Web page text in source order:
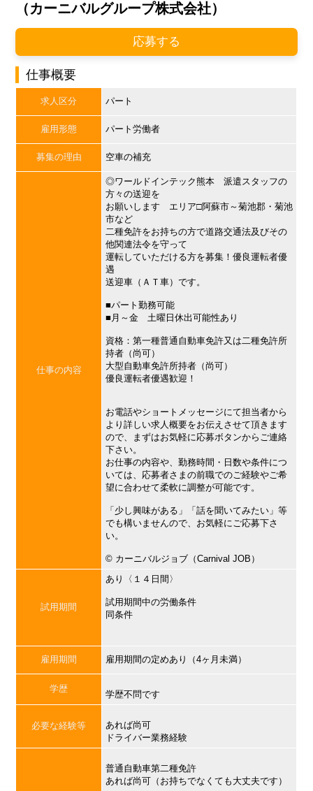
（カーニバルグループ株式会社）
応募する
仕事概要
求人区分 パート
雇用形態 パート労働者
募集の理由 空車の補充
仕事の内容
◎ワールドインテック熊本 派遣スタッフの
方々の送迎を
お願いします エリア□阿蘇市～菊池郡・菊池
市など
二種免許をお持ちの方で道路交通法及びその
他関連法令を守って
運転していただける方を募集！優良運転者優
遇
送迎車（ＡＴ車）です。
■パート勤務可能
■月～金 土曜日休出可能性あり
資格：第一種普通自動車免許又は二種免許所
持者（尚可）
大型自動車免許所持者（尚可）
優良運転者優遇歓迎！
お電話やショートメッセージにて担当者から
より詳しい求人概要をお伝えさせて頂きます
ので、まずはお気軽に応募ボタンからご連絡
下さい。
お仕事の内容や、勤務時間・日数や条件につ
いては、応募者さまの前職でのご経験やご希
望に合わせて柔軟に調整が可能です。
「少し興味がある」「話を聞いてみたい」等
でも構いませんので、お気軽にご応募下さ
い。
©︎ カーニバルジョブ（Carnival JOB）
試用期間
あり〈１４日間〉
試用期間中の労働条件
同条件
雇用期間 雇用期間の定めあり（4ヶ月未満）
学歴
学歴不問です
必要な経験等
あれば尚可
ドライバー業務経験
普通自動車第二種免許
あれば尚可（お持ちでなくても大丈夫です）